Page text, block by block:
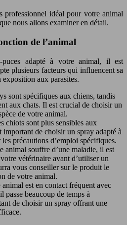
professionnel idéal pour votre animal
nous allons examiner en détail.
de l’animal
adapté à votre animal, il est
plusieurs facteurs qui influencent sa
aux parasites.
sont spécifiques aux chiens, tandis
aux chats. Il est crucial de choisir un
de votre animal.
chiots sont plus sensibles aux
de choisir un spray adapté à
les précautions d’emploi spécifiques.
animal souffre d’une maladie, il est
vétérinaire avant d’utiliser un
vous conseiller sur le produit le
de votre animal.
animal est en contact fréquent avec
passe beaucoup de temps à
de choisir un spray offrant une